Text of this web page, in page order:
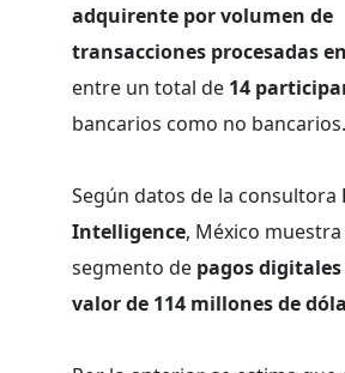
adquirente por volumen de
transacciones procesadas
entre un total de 14
bancarios como no bancarios.
Según datos de la consultora
Intelligence, México
segmento de pagos
valor de 114 millones de